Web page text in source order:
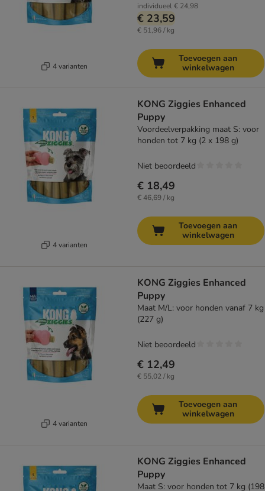
4 varianten
individueel€ 24,98
€ 23,59
€ 51,96 / kg
Toevoegen aan
winkelwagen
4 varianten
KONG Ziggies Enhanced
Puppy
Voordeelverpakking maat S: voor
honden tot 7 kg (2 x 198 g)
€ 18,49
€ 46,69 / kg
Niet beoordeeld
Toevoegen aan
winkelwagen
4 varianten
KONG Ziggies Enhanced
Puppy
Maat M/L: voor honden vanaf 7 kg
(227 g)
€ 12,49
€ 55,02 / kg
Niet beoordeeld
Toevoegen aan
winkelwagen
KONG Ziggies Enhanced
Puppy
Maat S: voor honden tot 7 kg (198